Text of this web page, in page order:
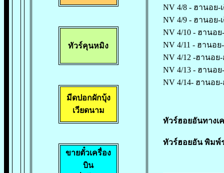
ทัวร์คุนหมิง
มีดปอกผักบุ้ง
เวียดนาม
ขายตั๋วเครื่อง
บิน
NV 4/8 - ฮานอย-
NV 4/9 - ฮานอย-
NV 4/10 - ฮานอ
NV 4/11 - ฮานอ
NV 4/12 -ฮานอย
NV 4/13 - ฮานอ
NV 4/14- ฮานอย
ทัวร์ฮอยอันทางเ
ทัวร์ฮอยอัน พิมพ์